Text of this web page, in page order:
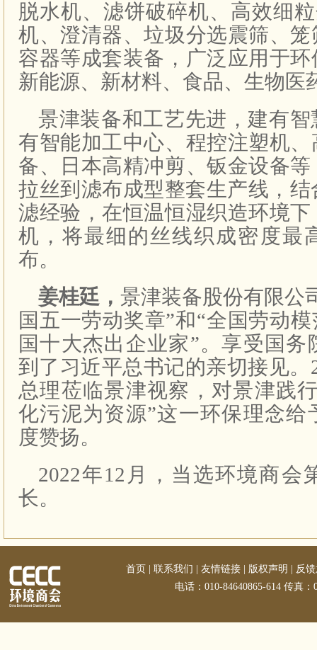
脱水机、滤饼破碎机、高效细
机、澄清器、垃圾分选震筛、
容器等成套装备，广泛应用于
新能源、新材料、食品、生物医
景津装备和工艺先进，建有
有智能加工中心、程控注塑机
备、日本高精冲剪、钣金设备
拉丝到滤布成型整套生产线，
滤经验，在恒温恒湿织造环境
机，将最细的丝线织成密度最
布。
姜桂廷， 景津装备股份有限公
国五一劳动奖章”和“全国劳动
国十大杰出企业家”。享受国务
到了习近平总书记的亲切接见。
总理莅临景津视察，对景津践
化污泥为资源”这一环保理念给
度赞扬。
2022年12月，当选环境商会
长。
首页 联系我们 友情链接 版权声明
反
电话：010-84640865-614 传真